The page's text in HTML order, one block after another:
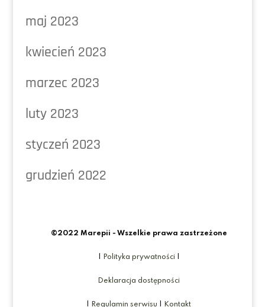
maj 2023
kwiecień 2023
marzec 2023
luty 2023
styczeń 2023
grudzień 2022
©2022 Marepii - Wszelkie prawa zastrzeżone
Polityka prywatności|
Deklaracja dostępności
Regulamin serwisu Kontakt